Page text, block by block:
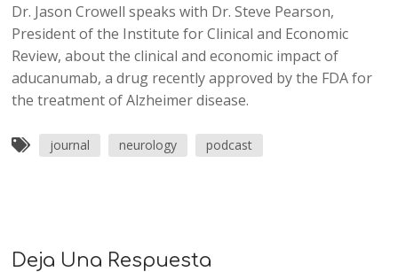
Dr. Jason Crowell speaks with Dr. Steve Pearson,
President of the Institute for Clinical and Economic
Review, about the clinical and economic impact of
aducanumab, a drug recently approved by the FDA for
the treatment of Alzheimer disease.
journal neurology podcast
Deja Una Respuesta